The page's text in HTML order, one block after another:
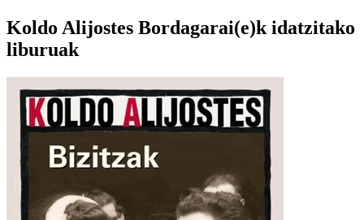
Koldo Alijostes Bordagarai(e)k idatzitako
liburuak